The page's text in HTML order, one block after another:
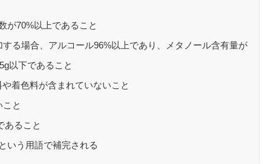
が70%以上であること
る場合、アルコール96%以上であり、メタノール含有量が
以下であること
着色料が含まれていないこと
と
あること
いう用語で補完される